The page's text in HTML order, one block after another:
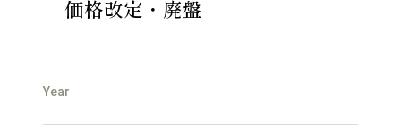
価格改定・廃盤
Year